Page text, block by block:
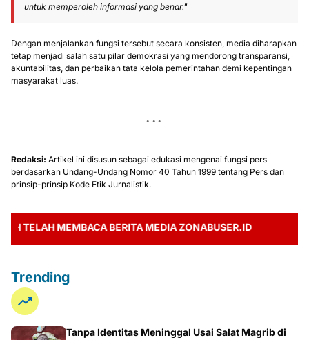
untuk memperoleh informasi yang benar."
Dengan menjalankan fungsi tersebut secara konsisten, media diharapkan
tetap menjadi salah satu pilar demokrasi yang mendorong transparansi,
akuntabilitas, dan perbaikan tata kelola pemerintahan demi kepentingan
masyarakat luas.
Redaksi: Artikel ini disusun sebagai edukasi mengenai fungsi pers
berdasarkan Undang-Undang Nomor 40 Tahun 1999 tentang Pers dan
prinsip-prinsip Kode Etik Jurnalistik.
MEMBACA BERITA MEDIA ZONABUSER.ID
Trending
Tanpa Identitas Meninggal Usai Salat Magrib di